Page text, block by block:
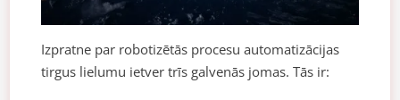
Izpratne par robotizētās procesu automatizācijas
tirgus lielumu ietver trīs galvenās jomas. Tās ir: